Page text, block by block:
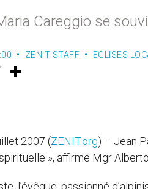
Careggio se
ZENIT STAFF EGLISES
w
2007 (ZENIT.org) – Jean
», affirme Mgr
l’évêque, passionné